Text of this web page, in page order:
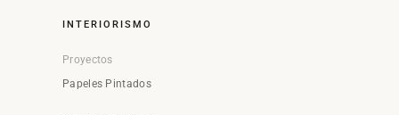
INTERIORISMO
Proyectos
Papeles Pintados